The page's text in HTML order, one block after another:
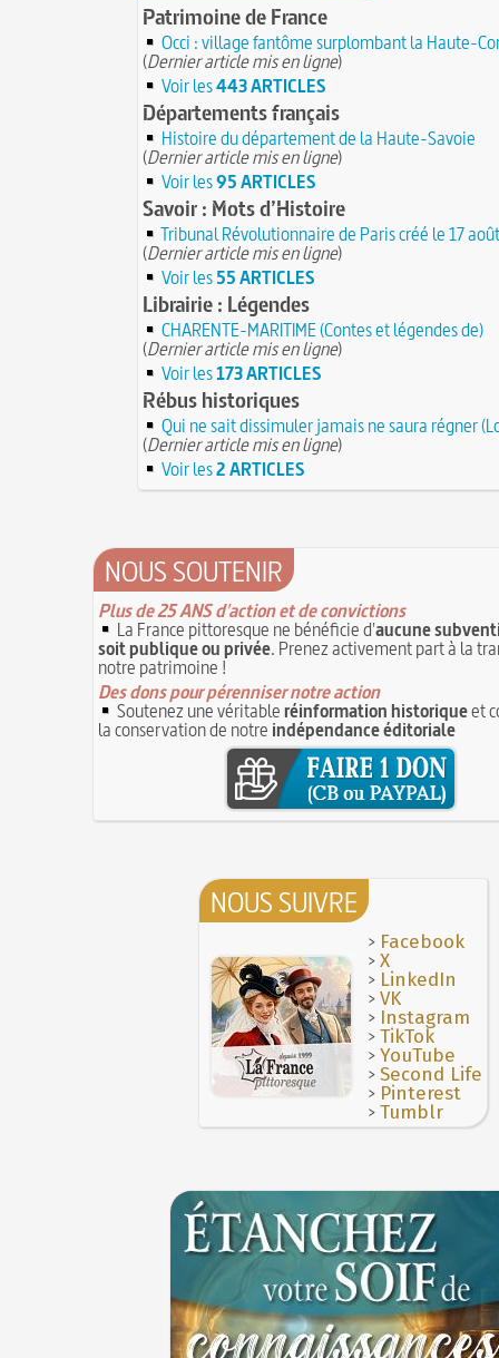
Patrimoine de France
Occi : village fantôme surplombant la Haute-
(Dernier article mis en ligne)
Voir les443 ARTICLES
Départements français
Histoire du département de la Haute-Savoie
(Dernier article mis en ligne)
Voir les95 ARTICLES
Savoir : Mots d’Histoire
Tribunal Révolutionnaire de Paris créé le 17
(Dernier article mis en ligne)
Voir les55 ARTICLES
Librairie : Légendes
CHARENTE-MARITIME (Contes et légendes de)
(Dernier article mis en ligne)
Voir les173 ARTICLES
Rébus historiques
Qui ne sait dissimuler jamais ne saura régner
(Dernier article mis en ligne)
Voir les2 ARTICLES
NOUS SOUTENIR
Plus de 25 ANS d'action et de convictions
La France pittoresque ne bénéficie d'aucune
soit publique ou privée. Prenez activement part à la
notre patrimoine !
Des dons pour pérenniser notre action
Soutenez une véritableréinformation historiqueet
la conservation de notre indépendance éditoriale
NOUS SUIVRE
> Facebook
>X
> LinkedIn
>VK
> Instagram
>TikTok
>YouTube
>Second Life
> Pinterest
>Tumblr